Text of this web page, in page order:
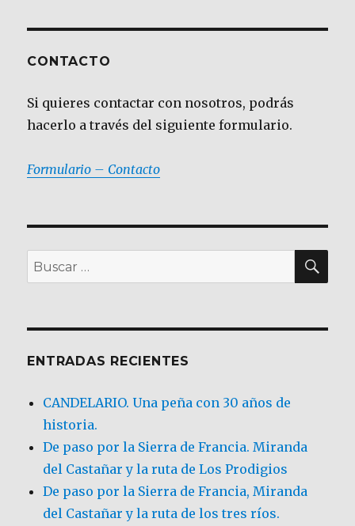
CONTACTO
Si quieres contactar con nosotros, podrás
hacerlo a través del siguiente formulario.
Formulario – Contacto
Buscar
por:
ENTRADAS RECIENTES
CANDELARIO. Una peña con 30 años de
historia.
De paso por la Sierra de Francia. Miranda
del Castañar y la ruta de Los Prodigios
De paso por la Sierra de Francia, Miranda
del Castañar y la ruta de los tres ríos.